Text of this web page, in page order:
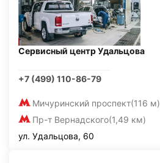
Сервисный центр Удальцова
+7 (499) 110-86-79
Мичуринский проспект(116 м)
Пр-т Вернадского(1,49 км)
ул. Удальцова, 60